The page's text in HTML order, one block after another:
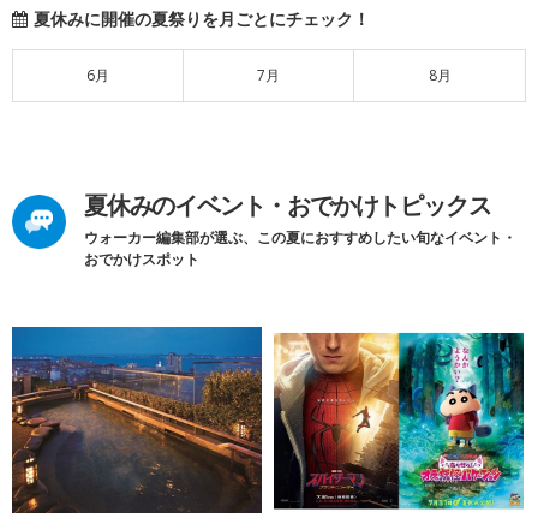
夏休みに開催の夏祭りを月ごとにチェック！
6月 7月 8月
夏休みのイベント・おでかけトピックス
ウォーカー編集部が選ぶ、この夏におすすめしたい旬なイベント・
おでかけスポット